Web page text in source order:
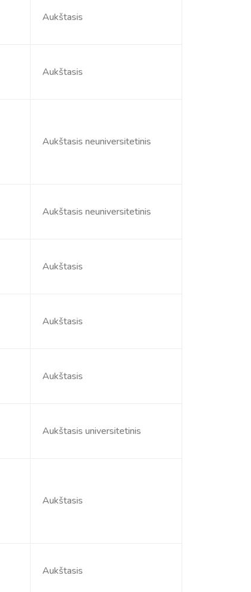
Aukštasis
Aukštasis
Aukštasis neuniversitetinis
Aukštasis neuniversitetinis
Aukštasis
Aukštasis
Aukštasis
Aukštasis universitetinis
Aukštasis
Aukštasis